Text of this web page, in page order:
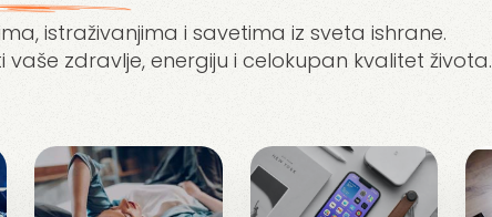
istraživanjima i savetima iz sveta ishrane.
zdravlje, energiju i celokupan kvalitet života.